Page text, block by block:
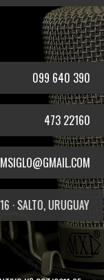
099 640 390
473 22160
· SALTO, URUGUAY